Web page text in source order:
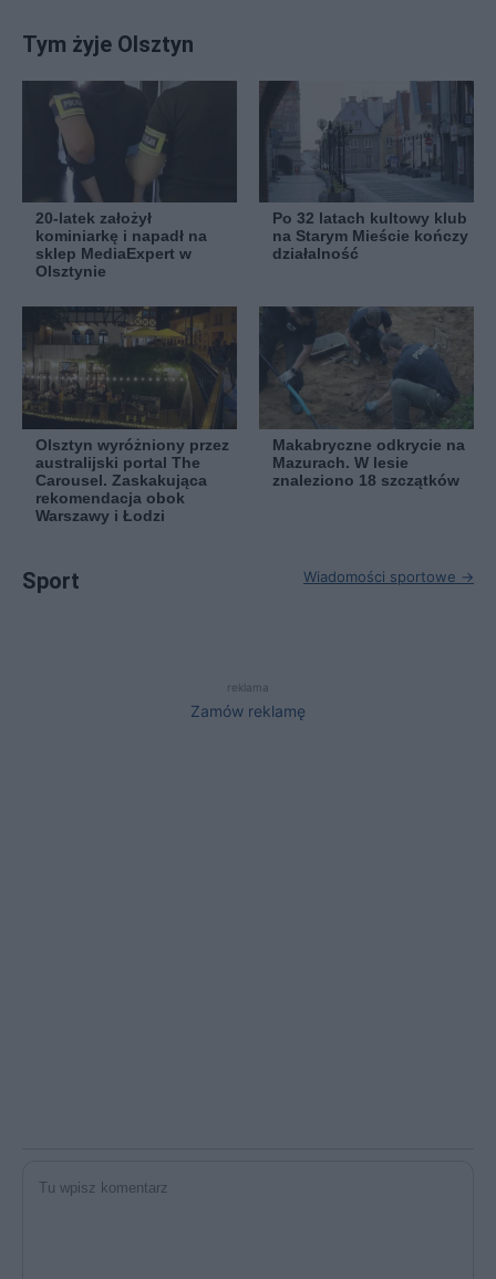
Tym żyje Olsztyn
20-latek założył
kominiarkę i napadł na
sklep MediaExpert w
Olsztynie
Po 32 latach kultowy klub
na Starym Mieście kończy
działalność
Olsztyn wyróżniony przez
australijski portal The
Carousel. Zaskakująca
rekomendacja obok
Warszawy i Łodzi
Makabryczne odkrycie na
Mazurach. W lesie
znaleziono 18 szczątków
Sport Wiadomości sportowe →
reklama
Zamów reklamę